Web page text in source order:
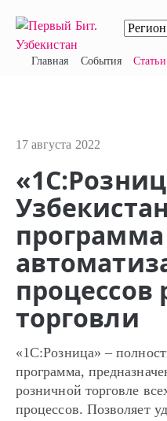
Главная События Статьи
17 августа 2022
процессов
торговли
«1С:Розница» –
программа,
розничной торговле
процессов. Позволяет